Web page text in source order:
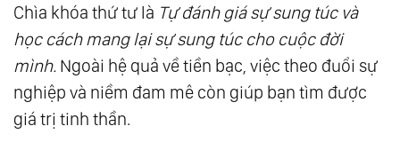
Chìa khóa thứ tư là Tự đánh giá sự sung túc và
học cách mang lại sự sung túc cho cuộc đời
mình. Ngoài hệ quả về tiền bạc, việc theo đuổi sự
nghiệp và niềm đam mê còn giúp bạn tìm được
giá trị tinh thần.